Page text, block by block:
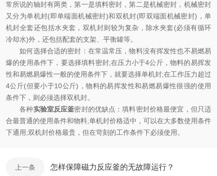
常所说的轴封有两类，第一是填料密封，第二是机械密封，机械密封
又分为单机封(即单端面机械密封)和双机封(即双端面机械密封)，单
机封全套还包括水夹套，双机封则较为复杂，除水夹套(必须有循环
冷却水)外，还包括配套的支架、平衡罐等。
如何选择合适的密封：在常温常压，物料没有挥发性也不易燃易
爆的使用条件下，要选择填料密封;在压力小于4公斤，物料的易挥发
性和易燃易爆性一般的使用条件下，就要选择单机封;在工作压力超过
4公斤(但要小于10公斤)，物料的易挥发性和易燃易爆性很强的使用
条件下，则必须选择双机封。
各种实验室反应釜密封的优缺点：填料密封价格最便宜，但只适
合最普通的使用条件和物料;单机封价格适中，可以在大多数使用条件
下通用;双机封价格最贵，但在苛刻的工作条件下必须使用。
上一条 怎样保障磁力反应釜的无故障运行？